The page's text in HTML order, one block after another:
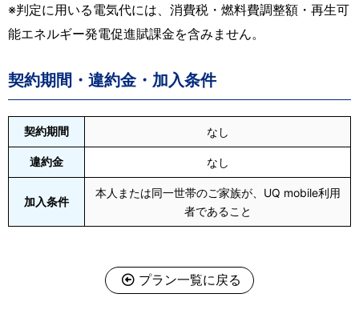
※判定に用いる電気代には、消費税・燃料費調整額・再生可
能エネルギー発電促進賦課金を含みません。
契約期間・違約金・加入条件
契約期間 なし
違約金 なし
加入条件
本人または同一世帯のご家族が、UQ mobile利用
者であること
プラン一覧に戻る